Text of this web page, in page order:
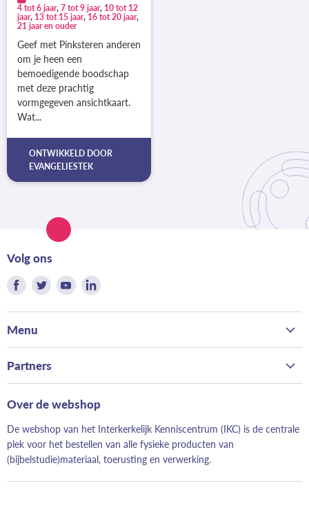
4 tot 6 jaar, 7 tot 9 jaar, 10 tot 12
jaar, 13 tot 15 jaar, 16 tot 20 jaar,
21 jaar en ouder
Geef met Pinksteren anderen
om je heen een
bemoedigende boodschap
met deze prachtig
vormgegeven ansichtkaart.
Wat...
ONTWIKKELD DOOR
EVANGELIESTEK
Volg ons
Vind
Facebook
Vind Vind Vind
Menu
Evangelisatie
Partners
Landelijk Contact Jeugdwerk
Hervormd Jeugdwerk
Evangeliestek
Over de webshop
De webshop van het Interkerkelijk Kenniscentrum (IKC) is de centrale
plek voor het bestellen van alle fysieke producten van
(bijbelstudie)materiaal, toerusting en verwerking.